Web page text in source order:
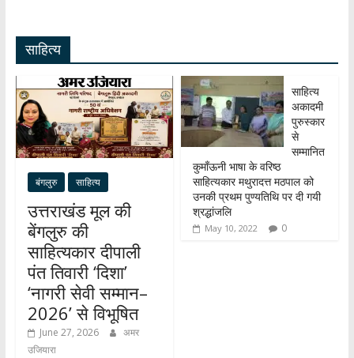
A
p
p
o
k
m
e
dI
n
साहित्य
बंगलुरु साहित्य
उत्तराखंड मूल की
बेंगलुरु की
साहित्यकार दीपाली
पंत तिवारी ‘दिशा’
‘नागरी सेवी सम्मान–
2026’ से विभूषित
June 27, 2026
अमर
उजियारा
साहित्य
अकादमी
पुरुस्कार
से
सम्मानित
कुमाँऊनी भाषा के वरिष्ठ
साहित्यकार मथुरादत्त मठपाल को
उनकी प्रथम पुण्यतिथि पर दी गयी
श्रद्धांजलि
May 10, 2022 0